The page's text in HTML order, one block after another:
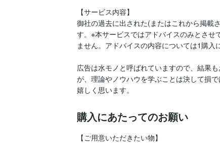
【サービス内容】
御社の過去に出された(またはこれから掲載
す。※本サービスではアドバイスのみとさ
ません。アドバイスの内容については1購入
広告は水モノと呼ばれていますので、結果
が、理論やノウハウを学ぶことは決して損
嬉しく思います。
購入にあたってのお願い
【ご用意いただきたい物】